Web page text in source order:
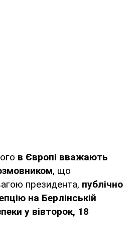
в Європі вважають
, що
президента, публічно
на Берлінській
у вівторок, 18